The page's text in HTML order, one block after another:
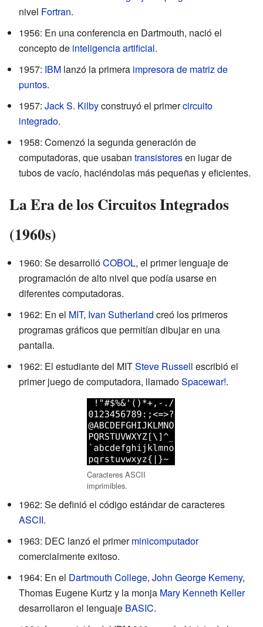
nivel Fortran.
1956: En una conferencia en Dartmouth, nació el
concepto de inteligencia artificial.
1957: IBM lanzó la primera impresora de matriz de
puntos.
1957: Jack S. Kilbyconstruyó el primercircuito
integrado.
1958: Comenzó la segunda generación de
computadoras, que usaban transistoresen lugar de
tubos de vacío, haciéndolas más pequeñas y eficientes.
La Era de los Circuitos Integrados
(1960s)
1960: Se desarrollóCOBOL, el primer lenguaje de
programación de alto nivel que podía usarse en
diferentes computadoras.
1962: En el MIT, Ivan Sutherland creó los primeros
programas gráficos que permitían dibujar en una
pantalla.
1962: El estudiante del MITSteve Russell escribió el
primer juego de computadora, llamadoSpacewar!.
Caracteres ASCII
imprimibles.
1962: Se definió el código estándar de caracteres
ASCII.
1963: DEC lanzó el primerminicomputador
comercialmente exitoso.
1964: En el Dartmouth College, John George Kemeny,
Thomas Eugene Kurtz y la monja Mary Kenneth Keller
desarrollaron el lenguaje BASIC.